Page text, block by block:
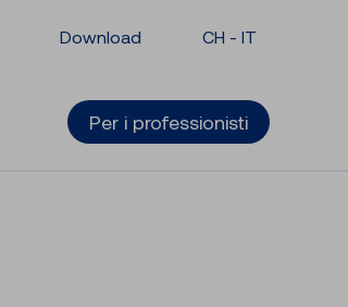
Download CH - IT
Per i professionisti